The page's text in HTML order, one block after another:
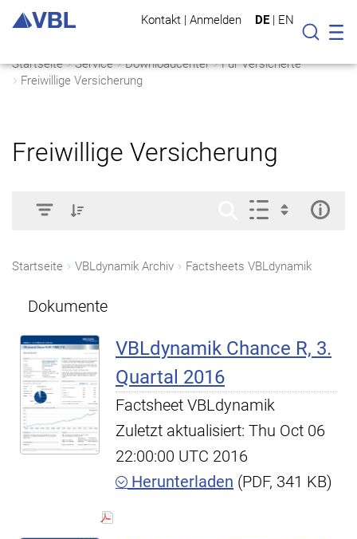
Kontakt | Anmelden DE | EN
Suche
Startseite Service Downloadcenter
Für Versicherte
Freiwillige Versicherung
Freiwillige Versicherung
Startseite VBLdynamik Archiv Factsheets VBLdynamik
Dokumente
VBLdynamik Chance R, 3.
Quartal 2016
Factsheet VBLdynamik
Zuletzt aktualisiert: Thu Oct 06
22:00:00 UTC 2016
Herunterladen (PDF, 341 KB)